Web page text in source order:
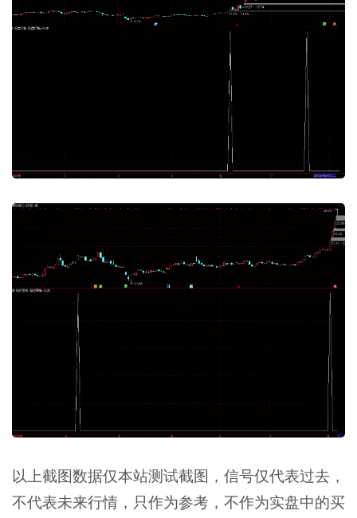
以上截图数据仅本站测试截图，信号仅代表过去，
不代表未来行情，只作为参考，不作为实盘中的买